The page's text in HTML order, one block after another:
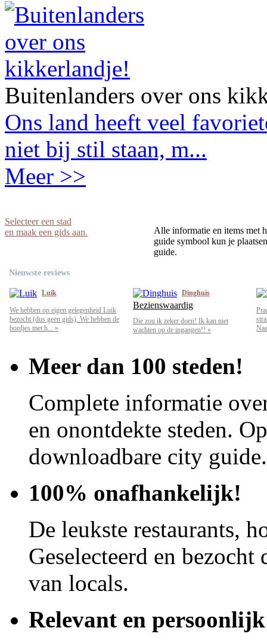
Buitenlanders over ons
Ons land heeft veel
niet bij stil staan, m...
Meer >>
Selecteer een stad
en maak een gids aan.
Alle informatie en items met
guide symbool kun je
guide.
Nieuwste reviews
Luik
We hebben op eigen gelegenheid Luik
bezocht (dus geen gids). We hebben de
bordjes met h... »
Dinghuis
Bezienswaardig
Die zou ik zeker doen! Ik kan niet
wachten op de ingangen!! »
Meer dan 100 steden!
Complete informatie
en onontdekte steden.
downloadbare city guide.
100% onafhankelijk!
De leukste restaurants,
Geselecteerd en
van locals.
Relevant en persoonlijk